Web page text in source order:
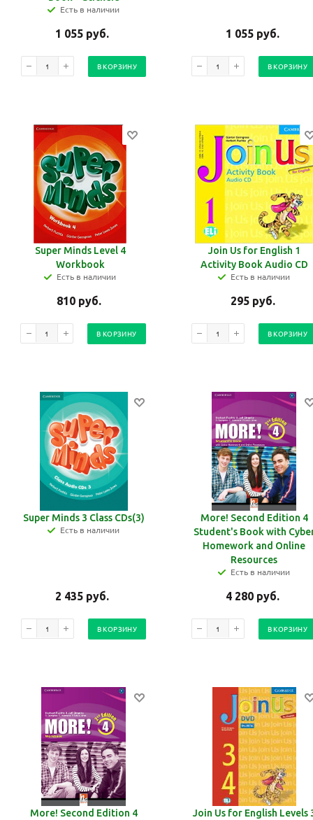
Есть в наличии
1 055 руб.
В КОРЗИНУ
1 055 руб.
В КОРЗИНУ
Super Minds Level 4
Workbook
Есть в наличии
810руб.
В КОРЗИНУ
Join Us for English 1
Activity Book Audio CD
Есть в наличии
295руб.
В КОРЗИНУ
Super Minds 3 Class CDs(3)
Есть в наличии
2 435 руб.
В КОРЗИНУ
More! Second Edition 4
Student's Book with
Homework and Online
Resources
Есть в наличии
4 280 руб.
В КОРЗИНУ
More! Second Edition 4
Join Us for English Levels
Ваш E-mail:
политикой
конфидициальности
Ваш E-mail:
политикой
конфидициальности